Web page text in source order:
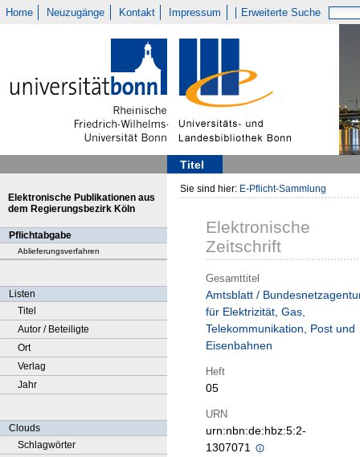
Home Neuzugänge Kontakt Impressum Erweiterte Suche
Titel
Elektronische Publikationen aus
dem Regierungsbezirk Köln
Pflichtabgabe
Ablieferungsverfahren
Listen
Titel
Autor / Beteiligte
Ort
Verlag
Jahr
Clouds
Schlagwörter
Sie sind hier: E-Pflicht-Sammlung
Elektronische
Zeitschrift
Gesamttitel
Amtsblatt /
für Elektrizität, Gas,
Telekommunikation, Post und
Eisenbahnen
Heft
05
URN
urn:nbn:de:hbz:5:2-
1307071